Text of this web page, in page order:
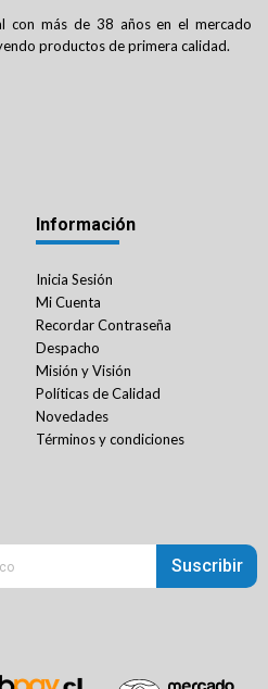
con más de 38 años en el mercado
productos de primera calidad.
Información
Inicia Sesión
Mi Cuenta
Recordar Contraseña
Despacho
Misión y Visión
Políticas de Calidad
Novedades
Términos y condiciones
Suscribir